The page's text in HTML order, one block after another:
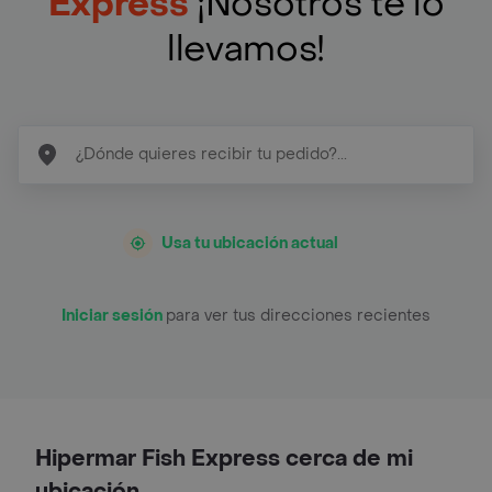
llevamos!
Usa tu ubicación actual
Iniciar sesión para ver tus direcciones recientes
Hipermar Fish Express cerca de mi